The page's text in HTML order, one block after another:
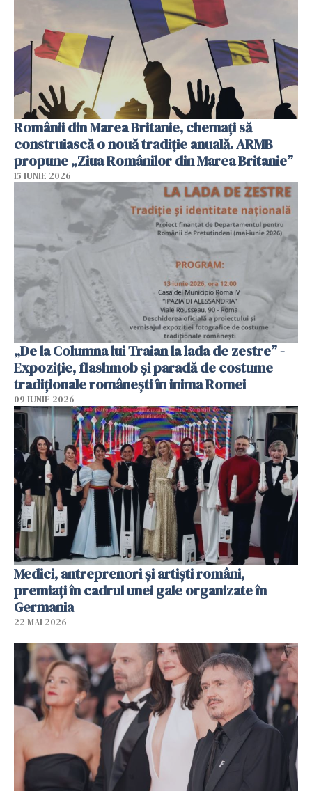
Românii din Marea Britanie, chemați să
construiască o nouă tradiție anuală. ARMB
propune „Ziua Românilor din Marea Britanie”
15 IUNIE 2026
„De la Columna lui Traian la lada de zestre” -
Expoziție, flashmob și paradă de costume
tradiționale românești în inima Romei
09 IUNIE 2026
Medici, antreprenori și artiști români,
premiați în cadrul unei gale organizate în
Germania
22 MAI 2026